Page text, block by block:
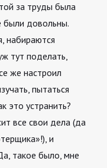
за труды была
были довольны.
набираются
тут поделать,
же настроил
пытаться
это устранить?
все свои дела (да
и
такое было, мне